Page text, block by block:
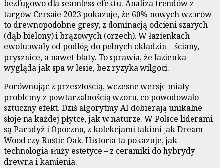
bezfugowo dla seamless efektu. Analiza trendów z
targów Cersaie 2023 pokazuje, że 60% nowych wzorów
to drewnopodobne gresy, z dominacją odcieni szarych
(dąb bielony) i brązowych (orzech). W łazienkach
ewoluowały od podłóg do pełnych okładzin – ściany,
prysznice, a nawet blaty. To sprawia, że łazienka
wygląda jak spa w lesie, bez ryzyka wilgoci.
Porównując z przeszłością, wczesne wersje miały
problemy z powtarzalnością wzoru, co powodowało
sztuczny efekt. Dziś algorytmy AI dobierają unikalne
słoje na każdej płytce, jak w naturze. W Polsce liderami
są Paradyż i Opoczno, z kolekcjami takimi jak Dream
Wood czy Rustic Oak. Historia ta pokazuje, jak
technologia służy estetyce – z ceramiki do hybrydy
drewna i kamienia.